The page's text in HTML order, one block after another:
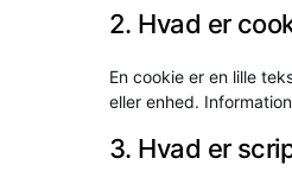
2. Hvad er
En cookie er en lille
eller enhed.
3. Hvad er